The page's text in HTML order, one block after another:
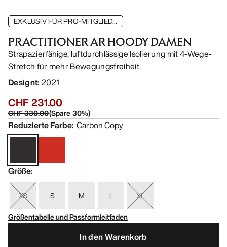
EXKLUSIV FÜR PRO-MITGLIED...
PRACTITIONER AR HOODY DAMEN
Strapazierfähige, luftdurchlässige Isolierung mit 4-Wege-
Stretch für mehr Bewegungsfreiheit.
Designt: 2021
CHF 231.00
CHF 330.00(Spare30%)
Reduzierte Farbe: Carbon Copy
Größe:
XS S M L
XL
Größentabelle und Passformleitfaden
In den Warenkorb